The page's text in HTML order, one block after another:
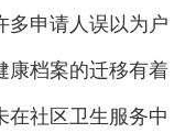
多申请人误以为户
康档案的迁移有着
在社区卫生服务中